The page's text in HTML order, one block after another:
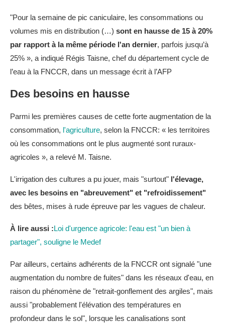
"Pour la semaine de pic caniculaire, les consommations ou
volumes mis en distribution (…) sont en hausse de 15 à 20%
par rapport à la même période l'an dernier, parfois jusqu’à
25% », a indiqué Régis Taisne, chef du département cycle de
l’eau à la FNCCR, dans un message écrit à l’AFP
Des besoins en hausse
Parmi les premières causes de cette forte augmentation de la
consommation, l'agriculture, selon la FNCCR: « les territoires
où les consommations ont le plus augmenté sont ruraux-
agricoles », a relevé M. Taisne.
L'irrigation des cultures a pu jouer, mais "surtout" l'élevage,
avec les besoins en "abreuvement" et "refroidissement"
des bêtes, mises à rude épreuve par les vagues de chaleur.
À lire aussi :Loi d'urgence agricole: l'eau est "un bien à
partager", souligne le Medef
Par ailleurs, certains adhérents de la FNCCR ont signalé "une
augmentation du nombre de fuites" dans les réseaux d'eau, en
raison du phénomène de "retrait-gonflement des argiles", mais
aussi "probablement l'élévation des températures en
profondeur dans le sol", lorsque les canalisations sont